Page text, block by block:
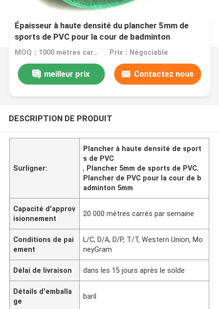
Épaisseur à haute densité du plancher 5mm de
sports de PVC pour la cour de badminton
MOQ：1000 mètres carrés Prix：Négociable
meilleur prix Contactez nous
DESCRIPTION DE PRODUIT
Surligner:
Plancher à haute densité de sport
s de PVC
, Plancher 5mm de sports de PVC,
Plancher de PVC pour la cour de b
adminton 5mm
Capacité d'approv
isionnement
20 000 mètres carrés par semaine
Conditions de pai
ement
L/C, D/A, D/P, T/T, Western Union, Mo
neyGram
Délai de livraison dans les 15 jours après le solde
Détails d'emballa
ge
baril